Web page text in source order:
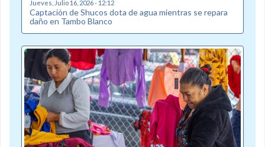
Jueves, Julio 16, 2026 - 12:12
Captación de Shucos dota de agua mientras se repara
daño en Tambo Blanco